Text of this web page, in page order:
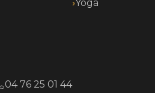
Yoga
04 76 25 01 44